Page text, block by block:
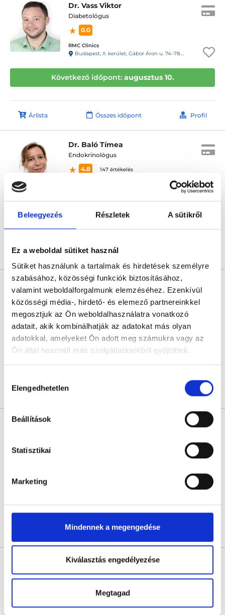
Beleegyezés Részletek A sütikről
Ez a weboldal sütiket használ
Sütiket használunk a tartalmak és hirdetések személyre
szabásához, közösségi funkciók biztosításához,
valamint weboldalforgalmunk elemzéséhez. Ezenkívül
közösségi média-, hirdető- és elemező partnereinkkel
megosztjuk az Ön weboldalhasználatra vonatkozó
adatait, akik kombinálhatják az adatokat más olyan
adatokkal, amelyeket Ön adott meg számukra vagy az
Ön által használt más szolgáltatásokból gyűjtöttek.
szabályzat:https://foglaljorvost.hu/info/foglaljorvost-
kiválasztása
Elengedhetetlen
Beállítások
Statisztikai
Marketing
Mindennek a megengedése
Kiválasztás engedélyezése
Megtagad
Dr. Vass Viktor
Diabetológus
0.0
RMC Clinics
Budapest, II. kerület, Gábor Áron u. 74–78. III. emelet
Következő időpont: augusztus 10.
Árlista Összes időpont Profil
Dr. Baló Tímea
Endokrinológus
4.8
147 értékelés
Következő időpont:augusztus 26.
Árlista Összes időpont
Dr. Bodó Imre Ph.D
Belgyógyász
RMC Clinics
Budapest, II. kerület, Gábor Áron u. 74–78. III. emelet
Sajnáljuk, jelenleg nincs szabad időpont!
Árlista Profil
Összes időpont
* Szakorvos jelölt (rezidens): általános orvosi oklevéllel rendelkező
orvos, aki jogszabályok szerinti szakorvosi szakképesítés
megszerzésére irányuló képzésben vesz részt. Ezen orvosok által
önállóan nem végezhető szakmai tevékenységért teljes
felelősséggel tartozik és azt közvetlenül felügyeli az egészségügyi
szolgáltató szakorvosa az első részvizsgáig, utána pedig a
szakorvosjelölt önállóan láthat el feladatokat. A foglaljorvost.hu